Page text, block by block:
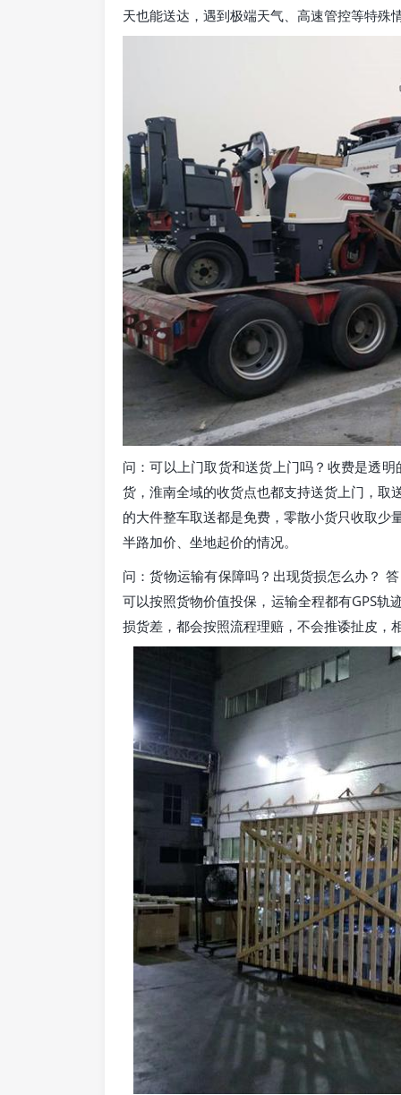
天也能送达，遇到极端天气、高速管控等特
问：可以上门取货和送货上门吗？收费是透
货，淮南全域的收货点也都支持送货上门，取
的大件整车取送都是免费，零散小货只收取
半路加价、坐地起价的情况。
问：货物运输有保障吗？出现货损怎么办？
可以按照货物价值投保，运输全程都有GPS
损货差，都会按照流程理赔，不会推诿扯皮，